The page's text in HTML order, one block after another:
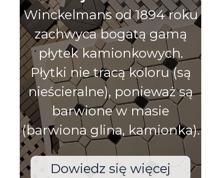
Winckelmans od 1894 roku
zachwyca bogatą gamą
płytek kamionkowych.
Płytki nie tracą koloru (są
nieścieralne), ponieważ są
barwione w masie
(barwiona glina, kamionka).
Dowiedz się więcej